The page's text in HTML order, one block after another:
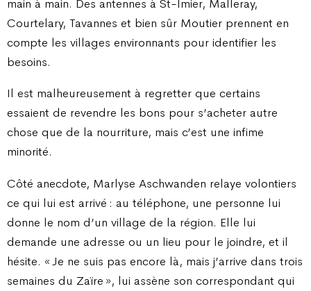
main à main. Des antennes à St-Imier, Malleray,
Courtelary, Tavannes et bien sûr Moutier prennent en
compte les villages environnants pour identifier les
besoins.
Il est malheureusement à regretter que certains
essaient de revendre les bons pour s’acheter autre
chose que de la nourriture, mais c’est une infime
minorité.
Côté anecdote, Marlyse Aschwanden relaye volontiers
ce qui lui est arrivé : au téléphone, une personne lui
donne le nom d’un village de la région. Elle lui
demande une adresse ou un lieu pour le joindre, et il
hésite. « Je ne suis pas encore là, mais j’arrive dans trois
semaines du Zaïre », lui assène son correspondant qui